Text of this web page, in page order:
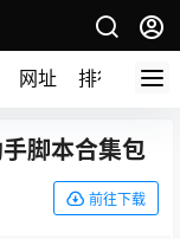
网址 排行榜
脚本合集包
前往下载